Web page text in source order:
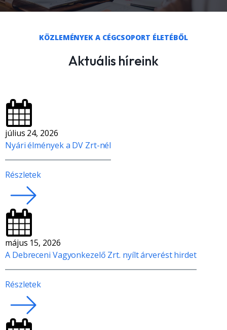
KÖZLEMÉNYEK A CÉGCSOPORT ÉLETÉBŐL
Aktuális híreink
július 24, 2026
Nyári élmények a DV Zrt-nél
Részletek
május 15, 2026
A Debreceni Vagyonkezelő Zrt. nyílt árverést hirdet
Részletek